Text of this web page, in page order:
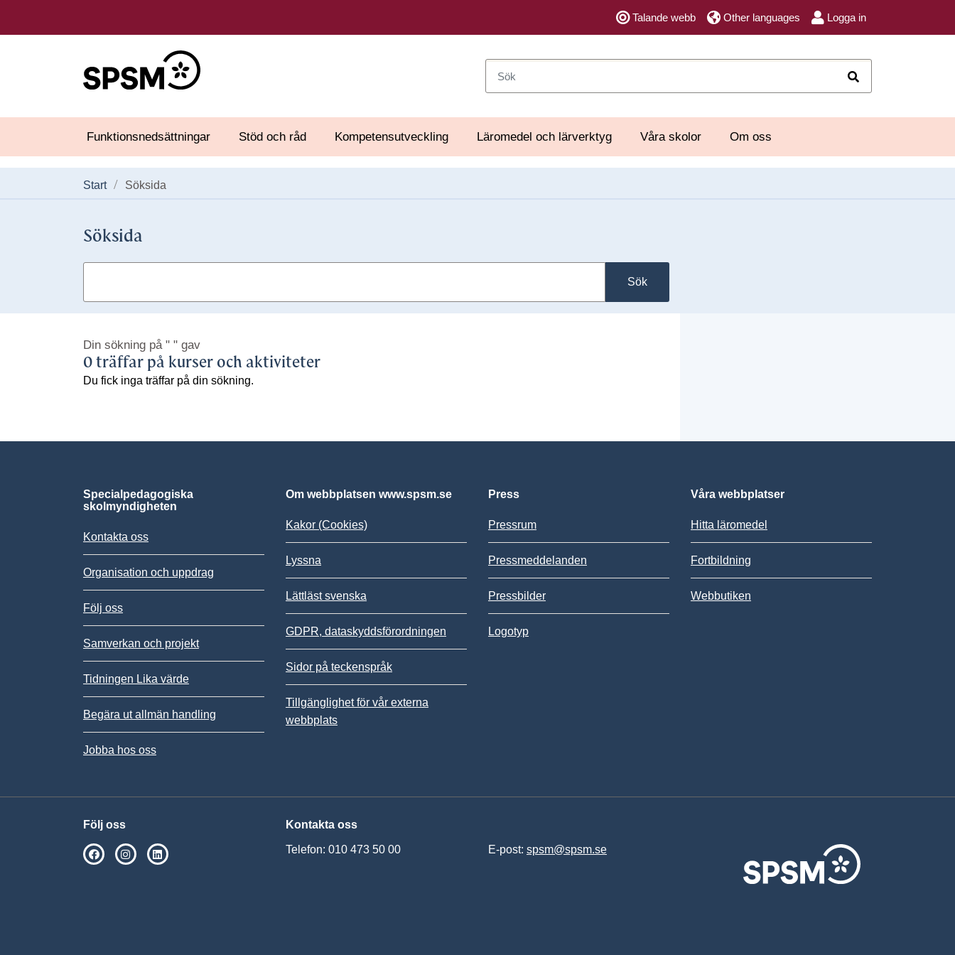
Talande webb Other languages Logga in
Funktionsnedsättningar Stöd och råd Kompetensutveckling Läromedel och lärverktyg Våra skolor Om oss
Start Söksida
Söksida
Sök
Din sökning på " " gav
0 träffar på kurser och aktiviteter
Du fick inga träffar på din sökning.
Specialpedagogiska
skolmyndigheten
Kontakta oss
Organisation och uppdrag
Följ oss
Samverkan och projekt
Tidningen Lika värde
Begära ut allmän handling
Jobba hos oss
Om webbplatsen www.spsm.se
Kakor (Cookies)
Lyssna
Lättläst svenska
GDPR, dataskyddsförordningen
Sidor på teckenspråk
Tillgänglighet för vår externa
webbplats
Press
Pressrum
Pressmeddelanden
Pressbilder
Logotyp
Våra webbplatser
Hitta läromedel
Fortbildning
Webbutiken
Följ oss
SPSM på Facebook
SPSM på Instagram
Kontakta oss
Telefon: 010 473 50 00 E-post: spsm@spsm.se